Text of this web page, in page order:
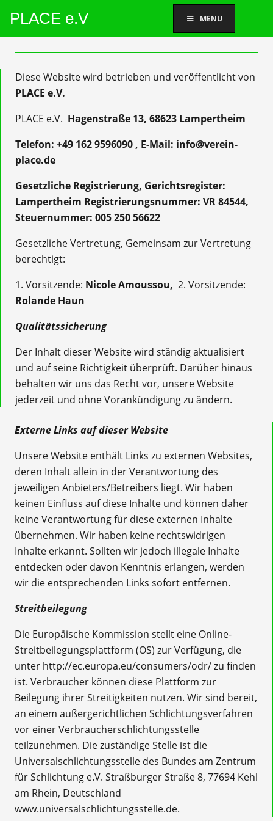
PLACE e.V MENU
Diese Website wird betrieben und veröffentlicht von
PLACE e.V.
PLACE e.V. Hagenstraße 13, 68623 Lampertheim
Telefon: +49 162 9596090 , E-Mail: info@verein-
place.de
Gesetzliche Registrierung, Gerichtsregister:
Lampertheim Registrierungsnummer: VR 84544,
Steuernummer: 005 250 56622
Gesetzliche Vertretung, Gemeinsam zur Vertretung
berechtigt:
1. Vorsitzende: Nicole Amoussou, 2. Vorsitzende:
Rolande Haun
Qualitätssicherung
Der Inhalt dieser Website wird ständig aktualisiert
und auf seine Richtigkeit überprüft. Darüber hinaus
behalten wir uns das Recht vor, unsere Website
jederzeit und ohne Vorankündigung zu ändern.
Externe Links auf dieser Website
Unsere Website enthält Links zu externen Websites,
deren Inhalt allein in der Verantwortung des
jeweiligen Anbieters/Betreibers liegt. Wir haben
keinen Einfluss auf diese Inhalte und können daher
keine Verantwortung für diese externen Inhalte
übernehmen. Wir haben keine rechtswidrigen
Inhalte erkannt. Sollten wir jedoch illegale Inhalte
entdecken oder davon Kenntnis erlangen, werden
wir die entsprechenden Links sofort entfernen.
Streitbeilegung
Die Europäische Kommission stellt eine Online-
Streitbeilegungsplattform (OS) zur Verfügung, die
unter http://ec.europa.eu/consumers/odr/ zu finden
ist. Verbraucher können diese Plattform zur
Beilegung ihrer Streitigkeiten nutzen. Wir sind bereit,
an einem außergerichtlichen Schlichtungsverfahren
vor einer Verbraucherschlichtungsstelle
teilzunehmen. Die zuständige Stelle ist die
Universalschlichtungsstelle des Bundes am Zentrum
für Schlichtung e.V. Straßburger Straße 8, 77694 Kehl
am Rhein, Deutschland
www.universalschlichtungsstelle.de.